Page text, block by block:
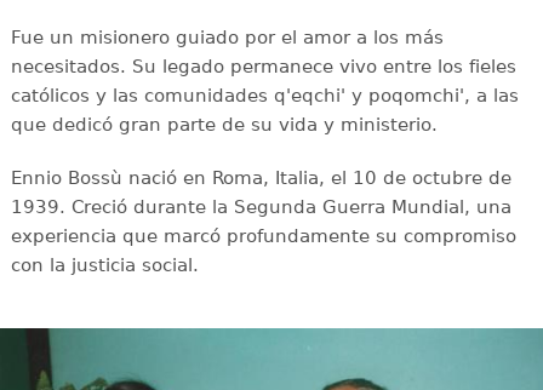
Fue un misionero guiado por el amor a los más
necesitados. Su legado permanece vivo entre los fieles
católicos y las comunidades q'eqchi' y poqomchi', a las
que dedicó gran parte de su vida y ministerio.
Ennio Bossù nació en Roma, Italia, el 10 de octubre de
1939. Creció durante la Segunda Guerra Mundial, una
experiencia que marcó profundamente su compromiso
con la justicia social.